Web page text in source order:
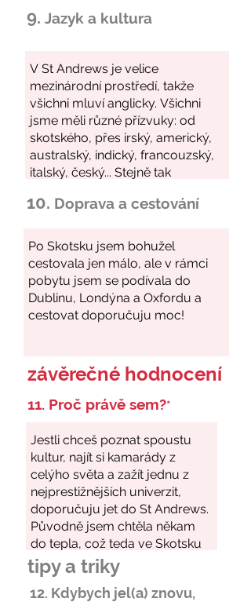
9. Jazyk a kultura
10. Doprava a cestování
závěrečné hodnocení
11. Proč právě sem?*
tipy a triky
12. Kdybych jel(a) znovu,